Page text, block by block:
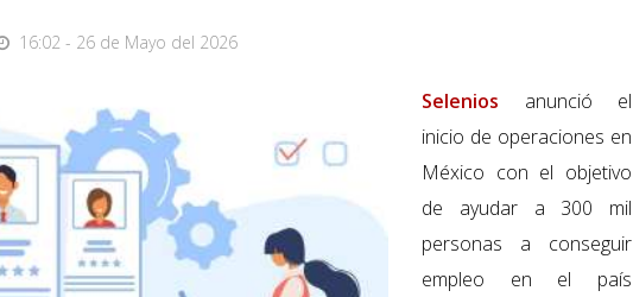
16:02 - 26 de Mayo del 2026
Selenios anunció el
inicio de operaciones en
México con el objetivo
de ayudar a 300 mil
personas a conseguir
empleo en el país